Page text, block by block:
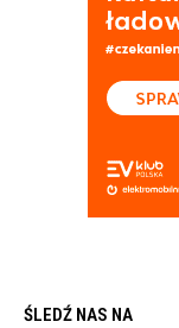
ŚLEDŹ NAS NA